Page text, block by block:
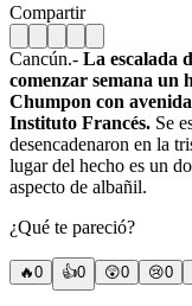
Compartir
Cancún.- La escalada
comenzar semana un
Chumpon con
Instituto Francés. Se
desencadenaron en la
lugar del hecho es un
aspecto de albañil.
¿Qué te pareció?
🔥0 👍0 😲0 😢0